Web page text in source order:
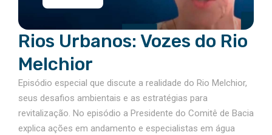
Rios Urbanos: Vozes do Rio
Melchior
Episódio especial que discute a realidade do Rio Melchior,
seus desafios ambientais e as estratégias para
revitalização. No episódio a Presidente do Comitê de Bacia
explica ações em andamento e especialistas em água